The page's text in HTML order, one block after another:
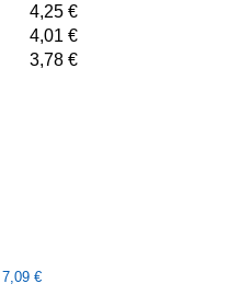
4,25 €
4,01 €
3,78 €
7,09 €